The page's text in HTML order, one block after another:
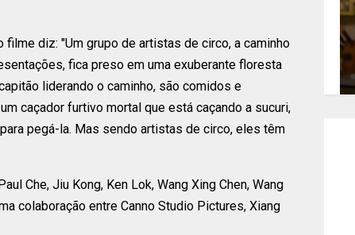
filme diz: "Um grupo de artistas de circo, a caminho
fica preso em uma exuberante floresta
liderando o caminho, são comidos e
caçador furtivo mortal que está caçando a sucuri,
pegá-la. Mas sendo artistas de circo, eles têm
Che, Jiu Kong, Ken Lok, Wang Xing Chen, Wang
colaboração entre Canno Studio Pictures, Xiang